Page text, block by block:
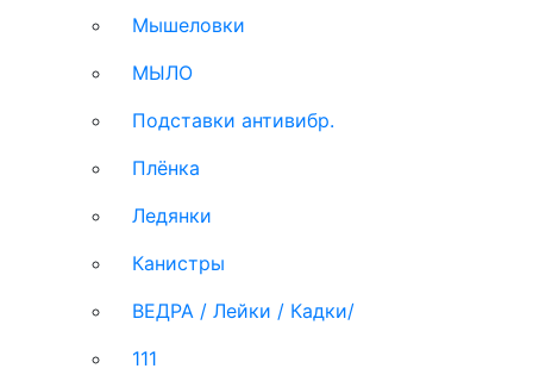
Мышеловки
МЫЛО
Подставки антивибр.
Плёнка
Ледянки
Канистры
ВЕДРА / Лейки / Кадки/
111